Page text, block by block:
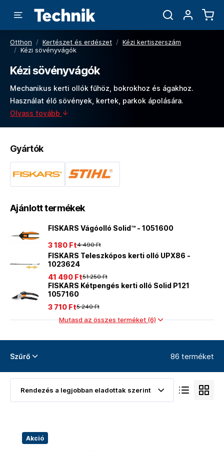
Otthon / Kertészet és erdészet / Kézi kertiszerszám
/ Kézi sövényvágók
Kézi sövényvágók
Mechanikus kerti ollók fűhöz, bokrokhoz és ágakhoz.
Használat élő sövények, kertek, parkok ápolására.
Olvass tovább
Gyártók
Ajánlott termékek
FISKARS Vágóolló Solid™ - 1051600
4 490 Ft
3 180 Ft
FISKARS Teleszkópos kerti olló UPX86 -
1023624
51 250 Ft
41 490 Ft
FISKARS Kétpengés kerti olló Solid P121
1057160
5 240 Ft
3 710 Ft
Mutasd az összes terméket (6)
Szűrő 86 terméket
Akció